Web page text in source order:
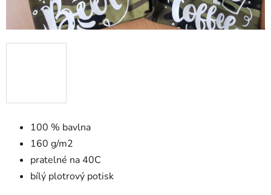
100 % bavlna
160 g/m2
pratelné na 40C
bílý plotrový potisk